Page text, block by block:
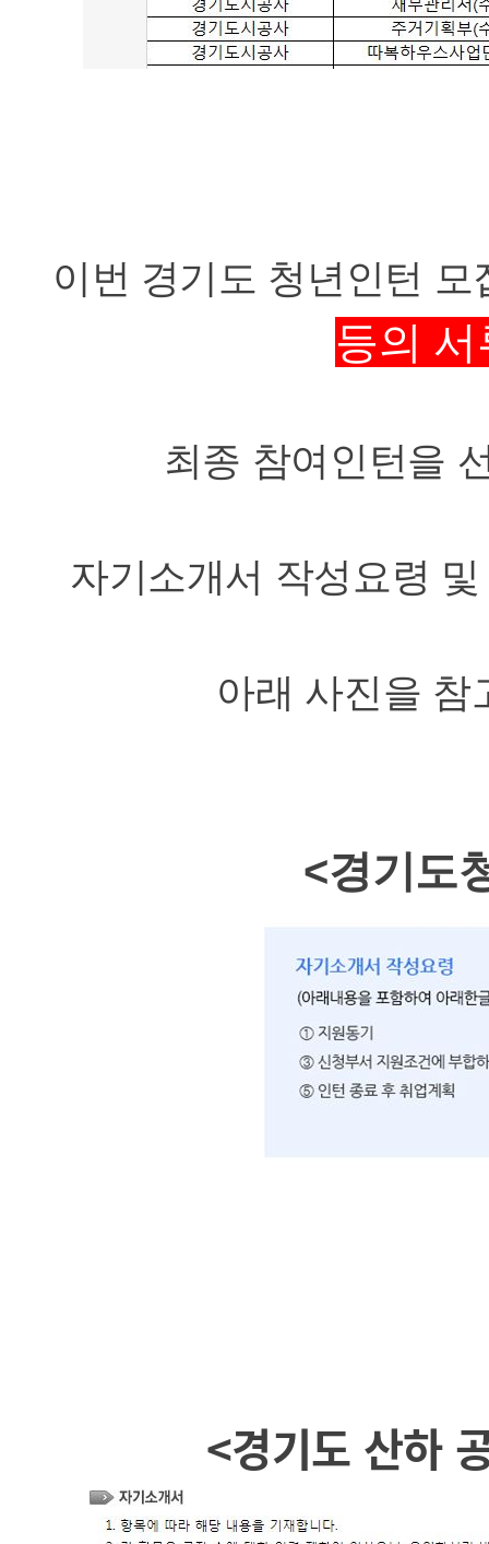
이번 경기도 청년인턴
등의
최종 참여인턴을
자기소개서 작성요령
아래 사진을 참
<경기도
<경기도 산하